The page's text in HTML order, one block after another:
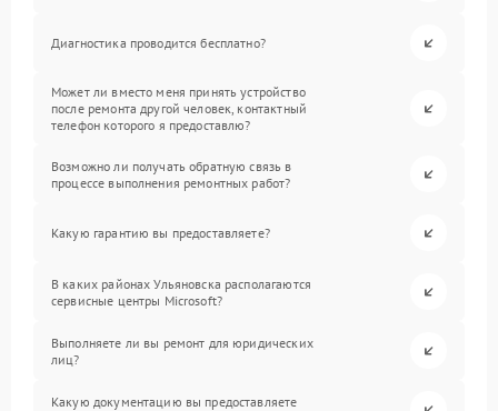
Диагностика проводится бесплатно?
Может ли вместо меня принять устройство
после ремонта другой человек, контактный
телефон которого я предоставлю?
Возможно ли получать обратную связь в
процессе выполнения ремонтных работ?
Какую гарантию вы предоставляете?
В каких районах Ульяновска располагаются
сервисные центры Microsoft?
Выполняете ли вы ремонт для юридических
лиц?
Какую документацию вы предоставляете